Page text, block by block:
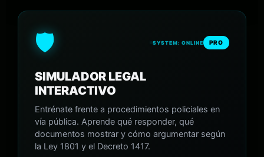
🛡️ SYSTEM: ONLINE PRO
SIMULADOR LEGAL
INTERACTIVO
Entrénate frente a procedimientos policiales en
vía pública. Aprende qué responder, qué
documentos mostrar y cómo argumentar según
la Ley 1801 y el Decreto 1417.